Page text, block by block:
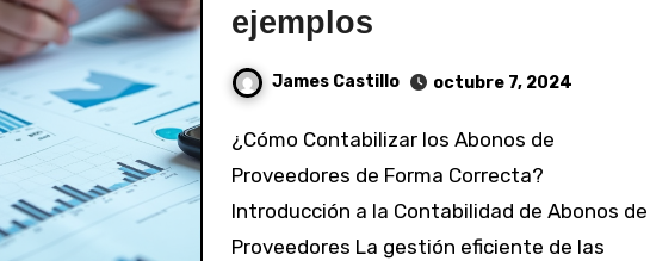
ejemplos
James Castillo octubre 7, 2024
¿Cómo Contabilizar los Abonos de
Proveedores de Forma Correcta?
Introducción a la Contabilidad de Abonos de
Proveedores La gestión eficiente de las